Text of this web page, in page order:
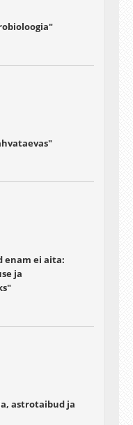
enam ei aita:
ja
astrotaibud ja